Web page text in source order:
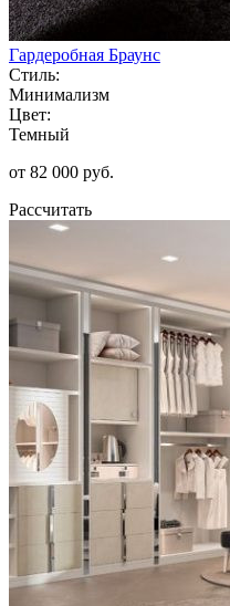
Гардеробная Браунс
Стиль:
Минимализм
Цвет:
Темный
от 82 000 руб.
Рассчитать